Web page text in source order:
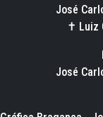
José
✝ Luiz
José